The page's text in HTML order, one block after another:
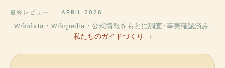
最終レビュー： APRIL 2026
Wikidata・Wikipedia・公式情報をもとに調査 · 事実確認済み ·
私たちのガイドづくり →